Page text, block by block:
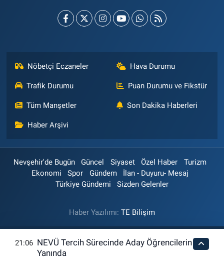
Nöbetçi Eczaneler Hava Durumu
Trafik Durumu Puan Durumu ve Fikstür
Tüm Manşetler Son Dakika Haberleri
Haber Arşivi
Nevşehir'de Bugün Güncel Siyaset Özel Haber
Turizm
Ekonomi
Spor Gündem
İlan - Duyuru- Mesaj
Türkiye Gündemi
Sizden Gelenler
Haber Yazılımı: TE Bilişim
21:06 NEVÜ Tercih Sürecinde Aday Öğrencilerin
Yanında